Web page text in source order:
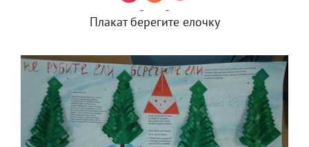
Плакат берегите елочку